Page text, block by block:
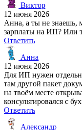
Виктор
12 июня 2026
Анна, а ты не знаешь,
зарплаты на ИП? Или
Ответить
Анна
12 июня 2026
Для ИП нужен
там другой пакет
на твоём месте
консультировался с
Ответить
Александр